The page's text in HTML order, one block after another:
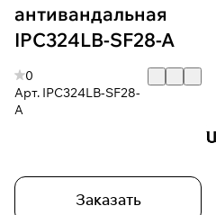
антивандальная
IPC324LB-SF28-A
0
Арт. IPC324LB-SF28-
A
Заказать